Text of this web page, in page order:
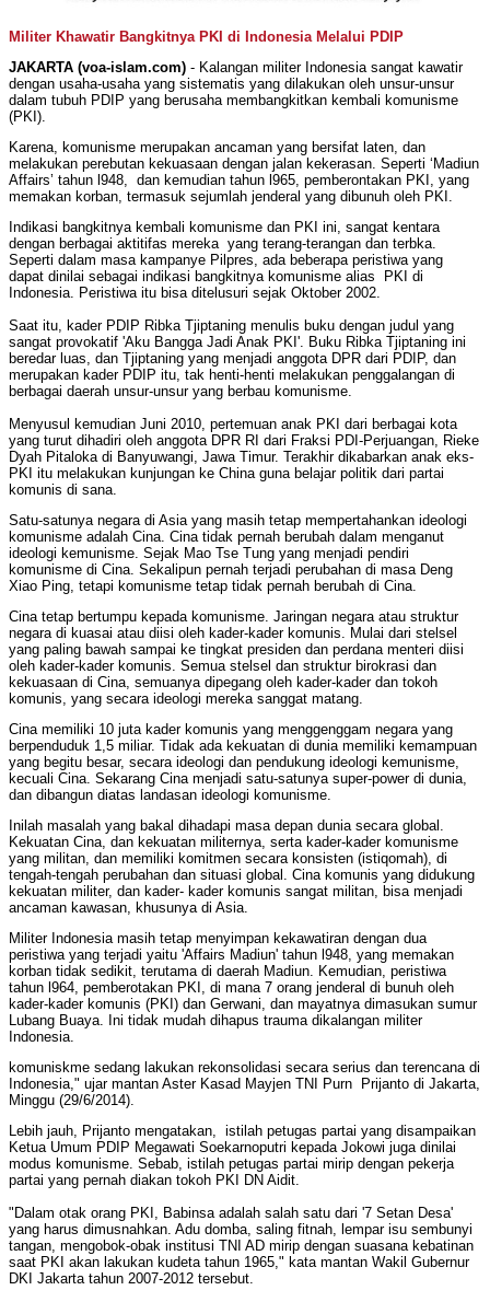
Militer Khawatir Bangkitnya PKI di Indonesia Melalui PDIP
JAKARTA (voa-islam.com) - Kalangan militer Indonesia sangat kawatir
dengan usaha-usaha yang sistematis yang dilakukan oleh unsur-unsur
dalam tubuh PDIP yang berusaha membangkitkan kembali komunisme
(PKI).
Karena, komunisme merupakan ancaman yang bersifat laten, dan
melakukan perebutan kekuasaan dengan jalan kekerasan. Seperti ‘Madiun
Affairs’ tahun l948, dan kemudian tahun l965, pemberontakan PKI, yang
memakan korban, termasuk sejumlah jenderal yang dibunuh oleh PKI.
Indikasi bangkitnya kembali komunisme dan PKI ini, sangat kentara
dengan berbagai aktitifas mereka yang terang-terangan dan terbka.
Seperti dalam masa kampanye Pilpres, ada beberapa peristiwa yang
dapat dinilai sebagai indikasi bangkitnya komunisme alias PKI di
Indonesia. Peristiwa itu bisa ditelusuri sejak Oktober 2002.
Saat itu, kader PDIP Ribka Tjiptaning menulis buku dengan judul yang
sangat provokatif 'Aku Bangga Jadi Anak PKI'. Buku Ribka Tjiptaning ini
beredar luas, dan Tjiptaning yang menjadi anggota DPR dari PDIP, dan
merupakan kader PDIP itu, tak henti-henti melakukan penggalangan di
berbagai daerah unsur-unsur yang berbau komunisme.
Menyusul kemudian Juni 2010, pertemuan anak PKI dari berbagai kota
yang turut dihadiri oleh anggota DPR RI dari Fraksi PDI-Perjuangan, Rieke
Dyah Pitaloka di Banyuwangi, Jawa Timur. Terakhir dikabarkan anak eks-
PKI itu melakukan kunjungan ke China guna belajar politik dari partai
komunis di sana.
Satu-satunya negara di Asia yang masih tetap mempertahankan ideologi
komunisme adalah Cina. Cina tidak pernah berubah dalam menganut
ideologi kemunisme. Sejak Mao Tse Tung yang menjadi pendiri
komunisme di Cina. Sekalipun pernah terjadi perubahan di masa Deng
Xiao Ping, tetapi komunisme tetap tidak pernah berubah di Cina.
Cina tetap bertumpu kepada komunisme. Jaringan negara atau struktur
negara di kuasai atau diisi oleh kader-kader komunis. Mulai dari stelsel
yang paling bawah sampai ke tingkat presiden dan perdana menteri diisi
oleh kader-kader komunis. Semua stelsel dan struktur birokrasi dan
kekuasaan di Cina, semuanya dipegang oleh kader-kader dan tokoh
komunis, yang secara ideologi mereka sanggat matang.
Cina memiliki 10 juta kader komunis yang menggenggam negara yang
berpenduduk 1,5 miliar. Tidak ada kekuatan di dunia memiliki kemampuan
yang begitu besar, secara ideologi dan pendukung ideologi kemunisme,
kecuali Cina. Sekarang Cina menjadi satu-satunya super-power di dunia,
dan dibangun diatas landasan ideologi komunisme.
Inilah masalah yang bakal dihadapi masa depan dunia secara global.
Kekuatan Cina, dan kekuatan militernya, serta kader-kader komunisme
yang militan, dan memiliki komitmen secara konsisten (istiqomah), di
tengah-tengah perubahan dan situasi global. Cina komunis yang didukung
kekuatan militer, dan kader- kader komunis sangat militan, bisa menjadi
ancaman kawasan, khusunya di Asia.
Militer Indonesia masih tetap menyimpan kekawatiran dengan dua
peristiwa yang terjadi yaitu 'Affairs Madiun' tahun l948, yang memakan
korban tidak sedikit, terutama di daerah Madiun. Kemudian, peristiwa
tahun l964, pemberotakan PKI, di mana 7 orang jenderal di bunuh oleh
kader-kader komunis (PKI) dan Gerwani, dan mayatnya dimasukan sumur
Lubang Buaya. Ini tidak mudah dihapus trauma dikalangan militer
Indonesia.
komuniskme sedang lakukan rekonsolidasi secara serius dan terencana di
Indonesia," ujar mantan Aster Kasad Mayjen TNI Purn Prijanto di Jakarta,
Minggu (29/6/2014).
Lebih jauh, Prijanto mengatakan, istilah petugas partai yang disampaikan
Ketua Umum PDIP Megawati Soekarnoputri kepada Jokowi juga dinilai
modus komunisme. Sebab, istilah petugas partai mirip dengan pekerja
partai yang pernah diakan tokoh PKI DN Aidit.
"Dalam otak orang PKI, Babinsa adalah salah satu dari '7 Setan Desa'
yang harus dimusnahkan. Adu domba, saling fitnah, lempar isu sembunyi
tangan, mengobok-obak institusi TNI AD mirip dengan suasana kebatinan
saat PKI akan lakukan kudeta tahun 1965," kata mantan Wakil Gubernur
DKI Jakarta tahun 2007-2012 tersebut.